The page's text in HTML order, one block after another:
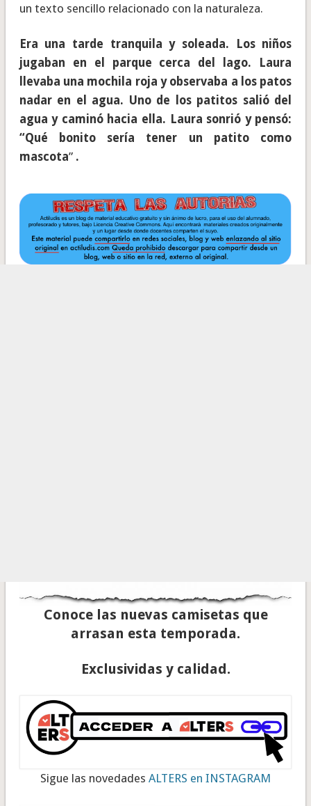
un texto sencillo relacionado con la naturaleza.
Era una tarde tranquila y soleada. Los niños
jugaban en el parque cerca del lago. Laura
llevaba una mochila roja y observaba a los patos
nadar en el agua. Uno de los patitos salió del
agua y caminó hacia ella. Laura sonrió y pensó:
“Qué bonito sería tener un patito como
mascota”.
Conoce las nuevas camisetas que
arrasan esta temporada.
Exclusividas y calidad.
Sigue las novedades ALTERS en INSTAGRAM